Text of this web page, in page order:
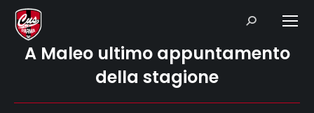
Search:
A Maleo ultimo appuntamento
della stagione